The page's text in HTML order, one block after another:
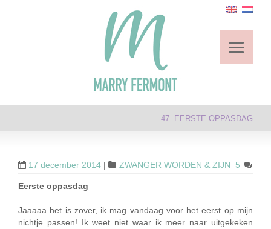
47. EERSTE OPPASDAG
17 december 2014 | ZWANGER WORDEN & ZIJN 5
Eerste oppasdag
Jaaaaa het is zover, ik mag vandaag voor het eerst op mijn
nichtje passen! Ik weet niet waar ik meer naar uitgekeken